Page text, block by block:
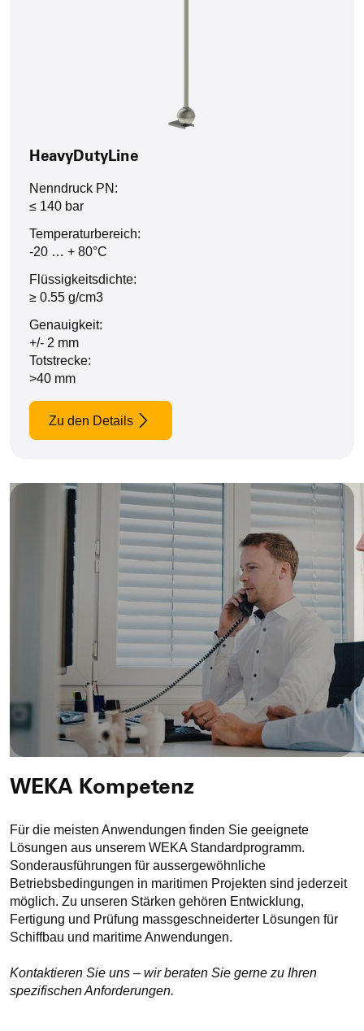
HeavyDutyLine
Nenndruck PN:
≤ 140 bar
Temperaturbereich:
-20 … + 80°C
Flüssigkeitsdichte:
≥ 0.55 g/cm3
Genauigkeit:
+/- 2 mm
Totstrecke:
>40 mm
Zu den Details
WEKA Kompetenz
Für die meisten Anwendungen finden Sie geeignete
Lösungen aus unserem WEKA Standardprogramm.
Sonderausführungen für aussergewöhnliche
Betriebsbedingungen in maritimen Projekten sind jederzeit
möglich. Zu unseren Stärken gehören Entwicklung,
Fertigung und Prüfung massgeschneiderter Lösungen für
Schiffbau und maritime Anwendungen.
Kontaktieren Sie uns – wir beraten Sie gerne zu Ihren
spezifischen Anforderungen.